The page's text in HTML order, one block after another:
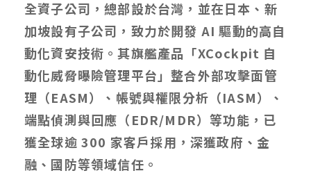
全資子公司，總部設於台灣，並在日本、新
加坡設有子公司，致力於開發 AI 驅動的高自
動化資安技術。其旗艦產品「XCockpit 自
動化威脅曝險管理平台」整合外部攻擊面管
理（EASM）、帳號與權限分析（IASM）、
端點偵測與回應（EDR/MDR）等功能，已
獲全球逾 300 家客戶採用，深獲政府、金
融、國防等領域信任。